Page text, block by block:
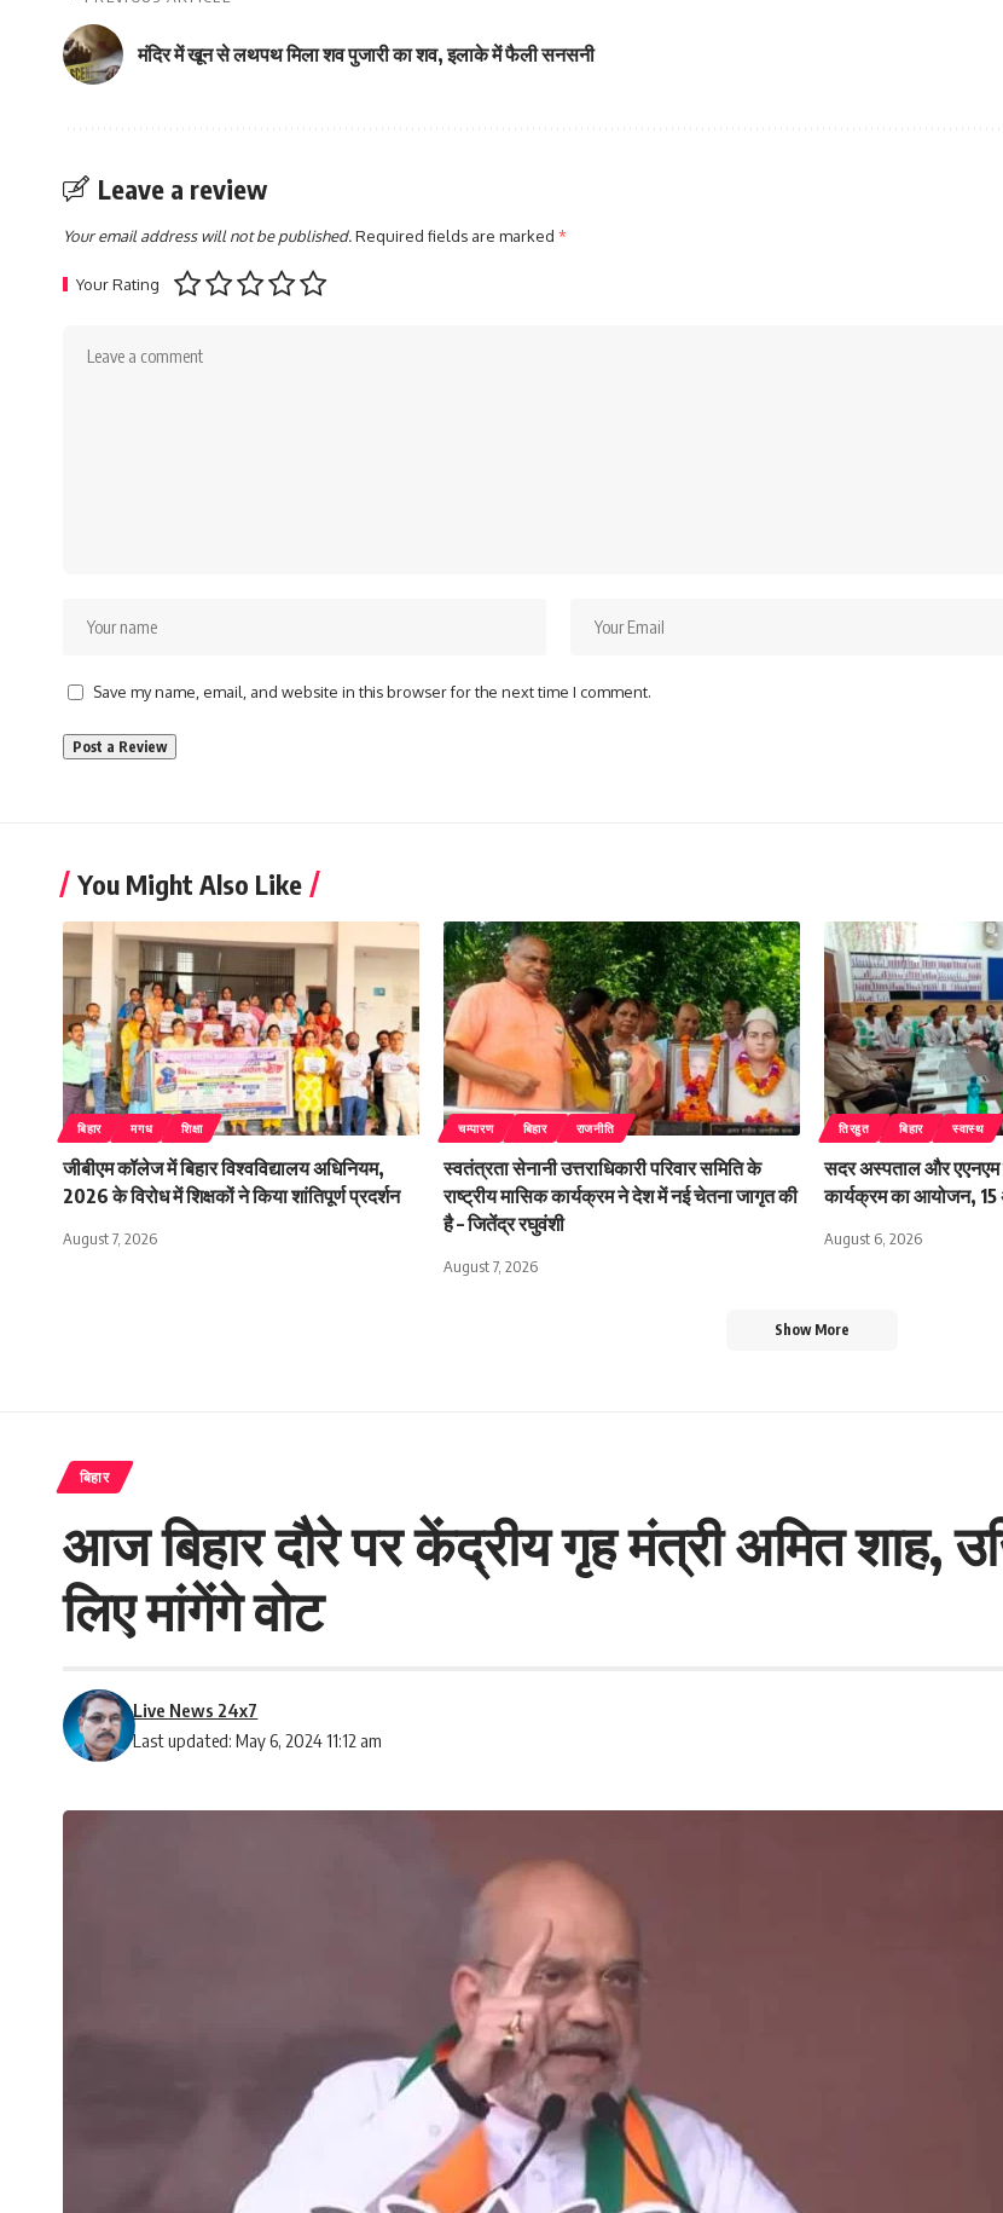
मंदिर में खून से लथपथ मिला शव पुजारी का शव, इलाके में फैली सनसनी
Leave a review
Your email address will not be published.Required fields are marked *
Your Rating
Save my name, email, and website in this browser for the next time I comment.
You Might Also Like
बिहार मगध शिक्षा
जीबीएम कॉलेज में बिहार विश्वविद्यालय अधिनियम,
2026 के विरोध में शिक्षकों ने किया शांतिपूर्ण प्रदर्शन
August 7, 2026
चम्पारण बिहार राजनीति
स्वतंत्रता सेनानी उत्तराधिकारी परिवार समिति के
राष्ट्रीय मासिक कार्यक्रम ने देश में नई चेतना जागृत की
है – जितेंद्र रघुवंशी
August 7, 2026
तिरहुत बिहार स्वास्थ
सदर अस्पताल और
कार्यक्रम का आयोजन,
August 6, 2026
Show More
बिहार
आज बिहार दौरे पर केंद्रीय गृह मंत्री अमित शाह,
लिए मांगेंगे वोट
Last updated: May 6, 2024 11:12 am
Live News 24x7